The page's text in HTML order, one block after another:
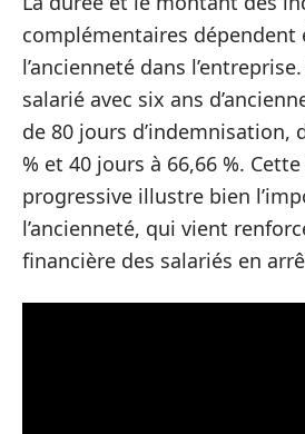
complémentaires dépendent
l’ancienneté dans
salarié avec six ans
de 80 jours d’indemnisation,
% et 40 jours à 66,66 %.
progressive illustre bien
l’ancienneté, qui vient
financière des salariés en